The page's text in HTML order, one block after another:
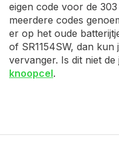
eigen code voor de
meerdere codes
er op het oude
of SR1154SW, dan
vervanger. Is dit niet de
knoopcel.